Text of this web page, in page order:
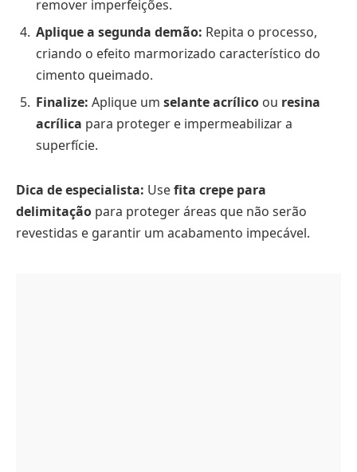
remover imperfeições.
Aplique a segunda demão: Repita o processo,
criando o efeito marmorizado característico do
cimento queimado.
Finalize: Aplique um selante acrílico ou resina
acrílica para proteger e impermeabilizar a
superfície.
Dica de especialista: Usefita crepe para
delimitação para proteger áreas que não serão
revestidas e garantir um acabamento impecável.